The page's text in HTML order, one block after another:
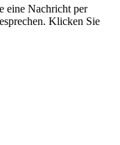
eine Nachricht per
Klicken Sie